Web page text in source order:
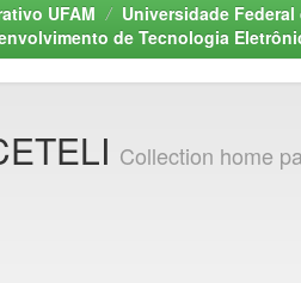
UFAM
Universidade Federal
de Tecnologia
Collection home